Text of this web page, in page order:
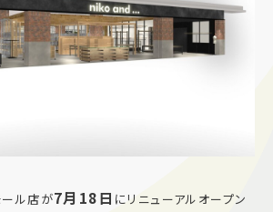
キッズ＆ベビー
問
スタッフ募集
ル店が7月18日 にリニューアルオープン